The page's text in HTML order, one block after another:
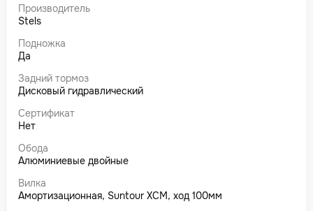
Производитель
Stels
Подножка
Да
Задний тормоз
Дисковый гидравлический
Сертификат
Нет
Обода
Алюминиевые двойные
Вилка
Амортизационная, Suntour XCM, ход 100мм